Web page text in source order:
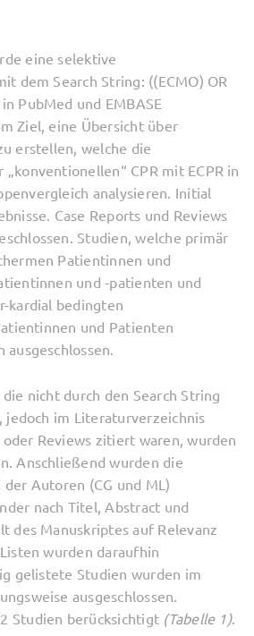
eine selektive
dem Search String: ((ECMO) OR
in PubMed und EMBASE
Ziel, eine Übersicht über
erstellen, welche die
CPR mit ECPR in
analysieren. Initial
Case Reports und Reviews
Studien, welche primär
Patientinnen und
und -patienten und
kardial bedingten
und Patienten
nicht durch den Search String
im Literaturverzeichnis
Reviews zitiert waren, wurden
Anschließend wurden die
Autoren (CG und ML)
nach Titel, Abstract und
des Manuskriptes auf Relevanz
wurden daraufhin
gelistete Studien wurden im
ausgeschlossen.
Studien berücksichtigt (Tabelle 1).